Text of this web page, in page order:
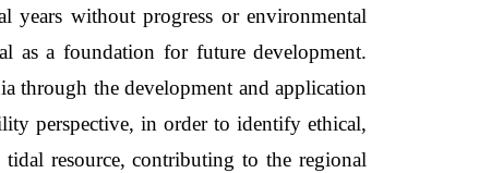
years without progress or environmental
as a foundation for future development.
through the development and application
perspective, in order to identify ethical,
tidal resource, contributing to the regional